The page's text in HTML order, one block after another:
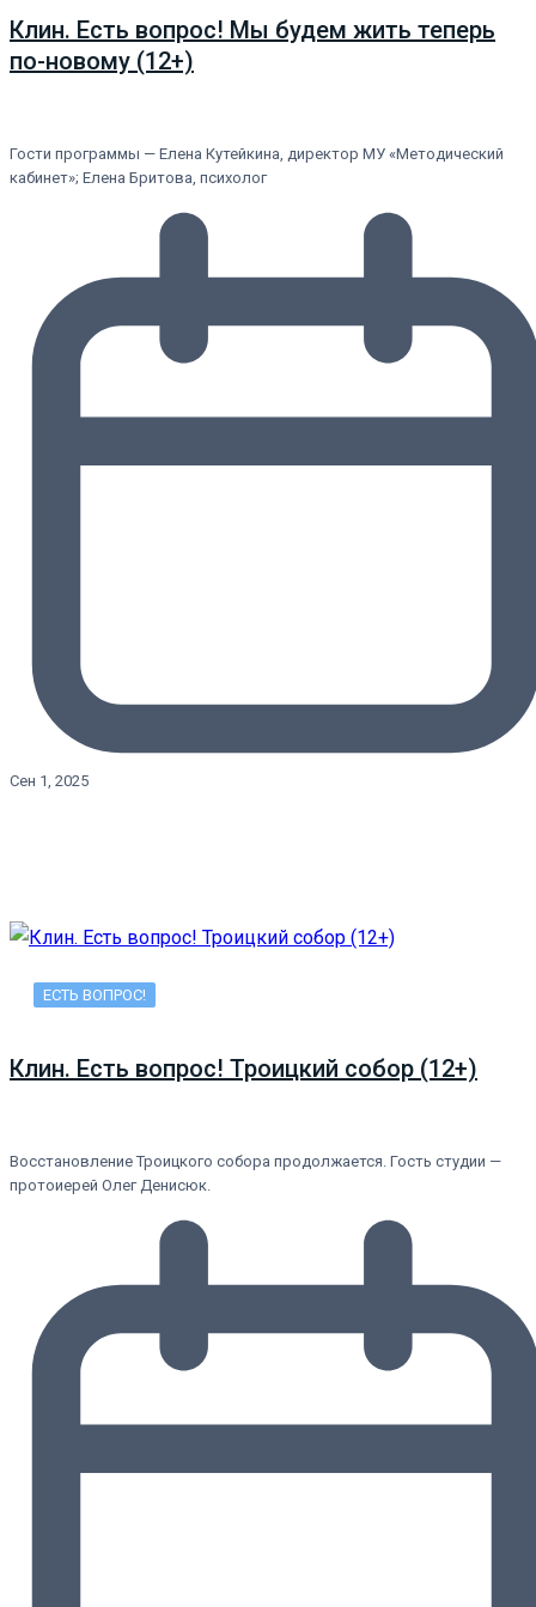
Клин. Есть вопрос! Мы будем жить теперь
по-новому (12+)
Гости программы — Елена Кутейкина, директор МУ «Методический
кабинет»; Елена Бритова, психолог
Сен 1, 2025
ЕСТЬ ВОПРОС!
Клин. Есть вопрос! Троицкий собор (12+)
Восстановление Троицкого собора продолжается. Гость студии —
протоиерей Олег Денисюк.